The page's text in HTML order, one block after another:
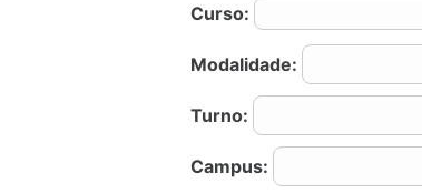
Curso:
Modalidade:
Turno:
Campus: